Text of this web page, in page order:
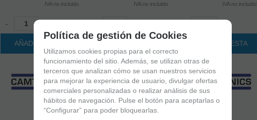
IVA no incluido
-
AÑADIR A CESTA
IVA no incluido IVA no incluido
AÑADIR A CESTA
Política de gestión de Cookies
Utilizamos cookies propias para el correcto
funcionamiento del sitio. Además, se utilizan otras de
terceros que analizan cómo se usan nuestros servicios
para mejorar la experiencia de usuario, divulgar ofertas
comerciales personalizadas o realizar análisis de sus
hábitos de navegación. Pulse el botón para aceptarlas o
“Configurar” para poder bloquearlas.